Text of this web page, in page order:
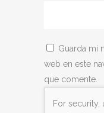
Guarda mi
web en este
que comente.
For security,